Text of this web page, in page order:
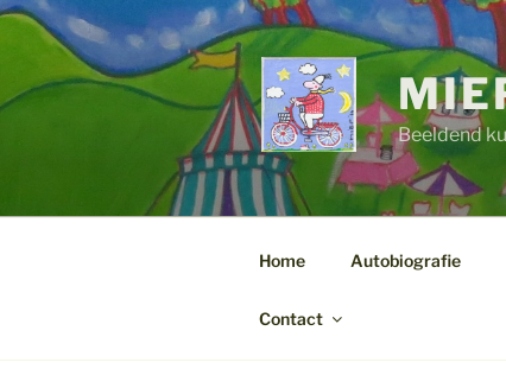
Ga
inhoud
Beeldend
Home Autobiografie
Contact